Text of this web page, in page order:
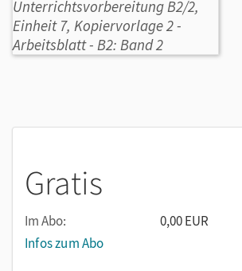
Gratis
Im Abo:
0,00 EUR
Infos zum Abo